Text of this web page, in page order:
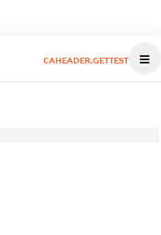
CAHEADER.GETTEST